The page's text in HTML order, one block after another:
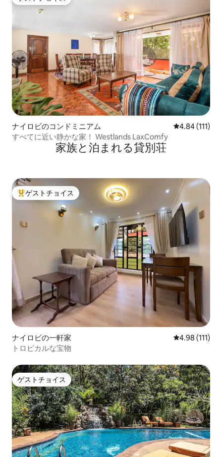
ゲストチョイス
ナイロビのコンドミニアム レビュー111
4.84 (111)
すべてに近い静かな家！ Westlands LaxComfy
家族と泊まれる貸別荘
大好評のゲストチョイスです。
ゲストチョイス
ナイロビの一軒家 レビュー111
4.98 (111)
トロピカルな宝物
ゲストチョイス
ゲストチョイス